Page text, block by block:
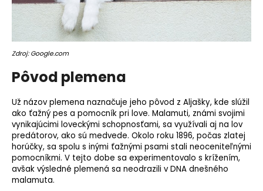
Zdroj: Google.com
Pôvod plemena
Už názov plemena naznačuje jeho pôvod z Aljašky, kde slúžil
ako ťažný pes a pomocník pri love. Malamuti, známi svojimi
vynikajúcimi loveckými schopnosťami, sa využívali aj na lov
predátorov, ako sú medvede. Okolo roku 1896, počas zlatej
horúčky, sa spolu s inými ťažnými psami stali neoceniteľnými
pomocníkmi. V tejto dobe sa experimentovalo s krížením,
avšak výsledné plemená sa neodrazili v DNA dnešného
malamuta.
d
p
r
ú
č
a
m
e